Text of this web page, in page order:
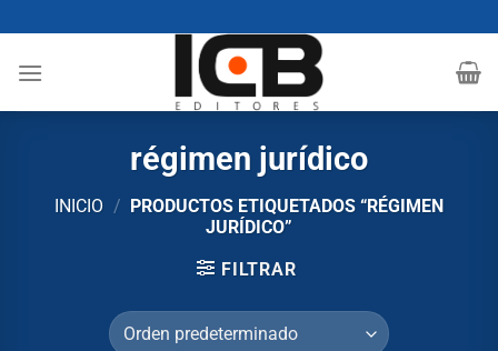
al
contenido
régimen jurídico
INICIO /
PRODUCTOS ETIQUETADOS “RÉGIMEN
JURÍDICO”
FILTRAR